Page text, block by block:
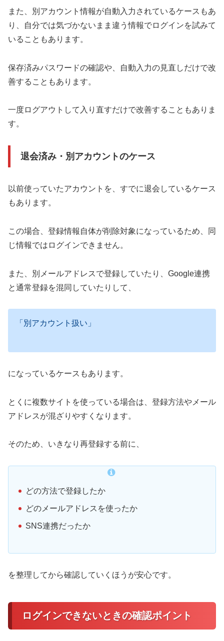
また、別アカウント情報が自動入力されているケースもあ
り、自分では気づかないまま違う情報でログインを試みて
いることもあります。
保存済みパスワードの確認や、自動入力の見直しだけで改
善することもあります。
一度ログアウトして入り直すだけで改善することもありま
す。
退会済み・別アカウントのケース
以前使っていたアカウントを、すでに退会しているケース
もあります。
この場合、登録情報自体が削除対象になっているため、同
じ情報ではログインできません。
また、別メールアドレスで登録していたり、Google連携
と通常登録を混同していたりして、
「別アカウント扱い」
になっているケースもあります。
とくに複数サイトを使っている場合は、登録方法やメール
アドレスが混ざりやすくなります。
そのため、いきなり再登録する前に、
どの方法で登録したか
どのメールアドレスを使ったか
SNS連携だったか
を整理してから確認していくほうが安心です。
ログインできないときの確認ポイント